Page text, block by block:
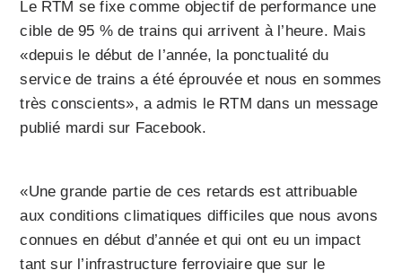
Le RTM se fixe comme objectif de performance une
cible de 95 % de trains qui arrivent à l’heure. Mais
«depuis le début de l’année, la ponctualité du
service de trains a été éprouvée et nous en sommes
très conscients», a admis le RTM dans un message
publié mardi sur Facebook.
«Une grande partie de ces retards est attribuable
aux conditions climatiques difficiles que nous avons
connues en début d’année et qui ont eu un impact
tant sur l’infrastructure ferroviaire que sur le